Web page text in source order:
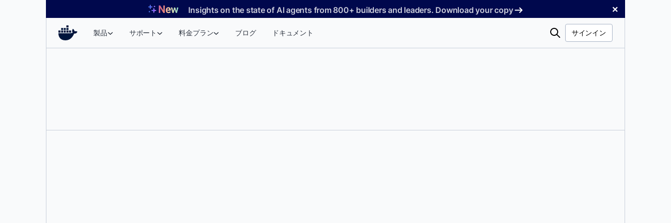
Insights on the state of AI agents from 800+ builders and leaders. Download your copy ✕
製品 サポート 料金プラン ブログ ドキュメント
検
サインイン